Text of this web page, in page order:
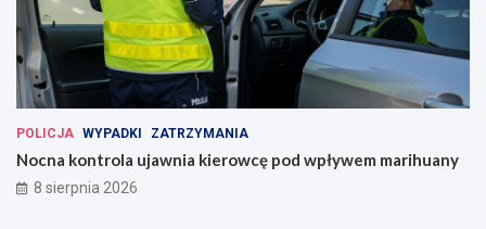
POLICJA WYPADKI ZATRZYMANIA
Nocna kontrola ujawnia kierowcę pod wpływem marihuany
8 sierpnia 2026